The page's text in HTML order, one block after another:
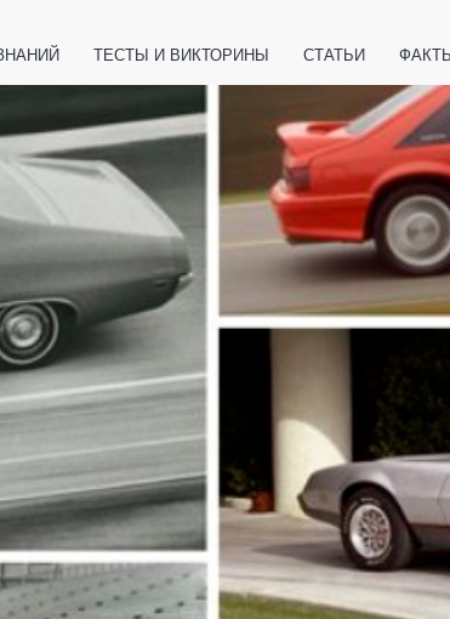
ТЕСТЫ И ВИКТОРИНЫ СТАТЬИ
ЗАКОНОДАТЕЛЬСТВО